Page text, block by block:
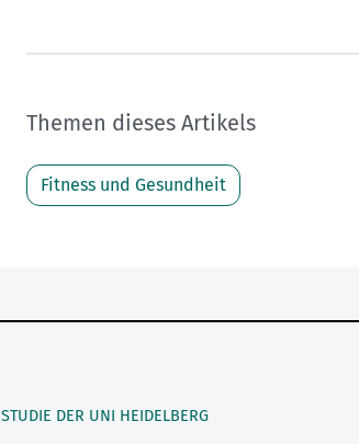
Themen dieses Artikels
Fitness und Gesundheit
STUDIE DER UNI HEIDELBERG